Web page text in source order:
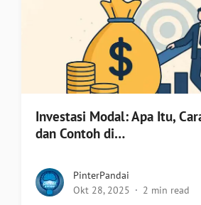
Investasi Modal: Apa Itu,
dan Contoh di…
PinterPandai
Okt 28, 2025
2 min read